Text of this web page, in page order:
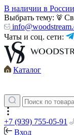
В наличии в России
Выбрать тему:
Чаты и соц. сети:
Каталог
+7 (939) 755-05-91
Вход